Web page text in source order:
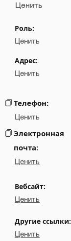
Email
Ценить
Роль:
Ценить
Адрес:
Ценить
Телефон:
Ценить
Электронная
почта:
Ценить
Вебсайт:
Ценить
Другие ссылки:
Ценить